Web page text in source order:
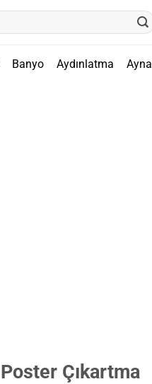
Banyo Aydınlatma Ayna
Poster Çıkartma